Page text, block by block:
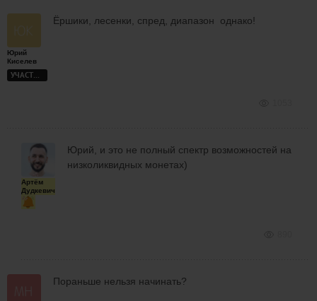
Юрий
Киселев
УЧАСТНИК
Ёршики, лесенки, спред, диапазон однако!
Артём
Дудкевич
Юрий, и это не полный спектр возможностей на
низколиквидных монетах)
Пораньше нельзя начинать?